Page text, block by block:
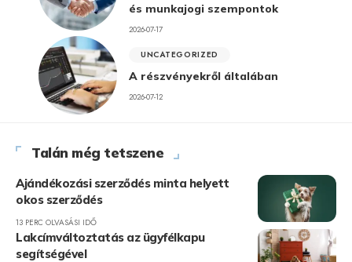
és munkajogi szempontok
2026-07-17
UNCATEGORIZED
A részvényekről általában
2026-07-12
Talán még tetszene
Ajándékozási szerződés minta helyett
okos szerződés
13 PERC OLVASÁSI IDŐ
Lakcímváltoztatás az ügyfélkapu
segítségével